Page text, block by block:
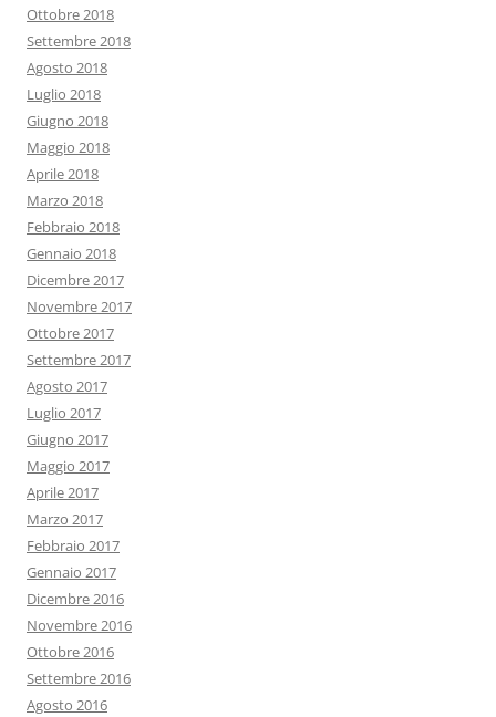
Ottobre 2018
Settembre 2018
Agosto 2018
Luglio 2018
Giugno 2018
Maggio 2018
Aprile 2018
Marzo 2018
Febbraio 2018
Gennaio 2018
Dicembre 2017
Novembre 2017
Ottobre 2017
Settembre 2017
Agosto 2017
Luglio 2017
Giugno 2017
Maggio 2017
Aprile 2017
Marzo 2017
Febbraio 2017
Gennaio 2017
Dicembre 2016
Novembre 2016
Ottobre 2016
Settembre 2016
Agosto 2016